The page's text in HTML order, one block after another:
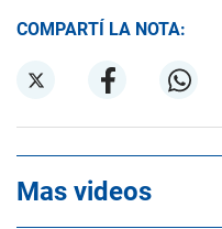
COMPARTÍ LA NOTA:
Mas videos